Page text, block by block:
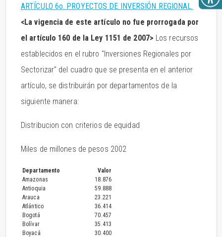
ARTÍCULO 6o. PROYECTOS DE INVERSIÓN REGIONAL.
<La vigencia de este artículo no fue prorrogada por
el artículo 160 de la Ley 1151 de 2007> Los recursos
establecidos en el rubro "Inversiones Regionales por
Sectorizar" del cuadro que se presenta en el anterior
artículo, se distribuirán por departamentos de la
siguiente manera:
Distribucion con criterios de equidad
Miles de millones de pesos 2002
Departamento
Valor
Amazonas
18.876
Antioquia
59.888
Arauca
23.221
Atlántico
36.414
Bogotá
70.457
Bolívar
35.413
Boyacá
30.400